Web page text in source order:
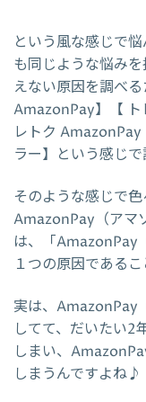
という風な感じで
も同じような悩み
えない原因を調べ
AmazonPay】【
レトク
ラー】という感じで
そのような感じで
AmazonPay（アマ
は、「AmazonPay
１つの原因であるこ
実は、AmazonPay
してて、だいたい2
しまい、
しまうんですよね♪